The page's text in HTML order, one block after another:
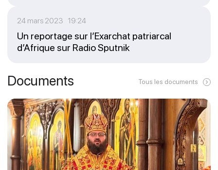
24 mars 2023 19:24
Un reportage sur l’Exarchat patriarcal
d’Afrique sur Radio Sputnik
Documents Tous les documents